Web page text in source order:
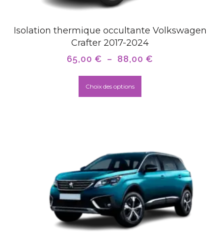
Isolation thermique occultante Volkswagen
Crafter 2017-2024
65,00 € – 88,00 €
Choix des options